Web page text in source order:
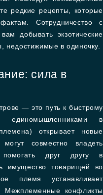
редкие рецепты, которые
Сотрудничество с
добывать экзотические
недостижимые в одиночку.
сила в
— это путь к быстрому
единомышленниками в
открывает новые
совместно владеть
друг другу в
имущество товарищей во
племя устанавливает
Межплеменные конфликты